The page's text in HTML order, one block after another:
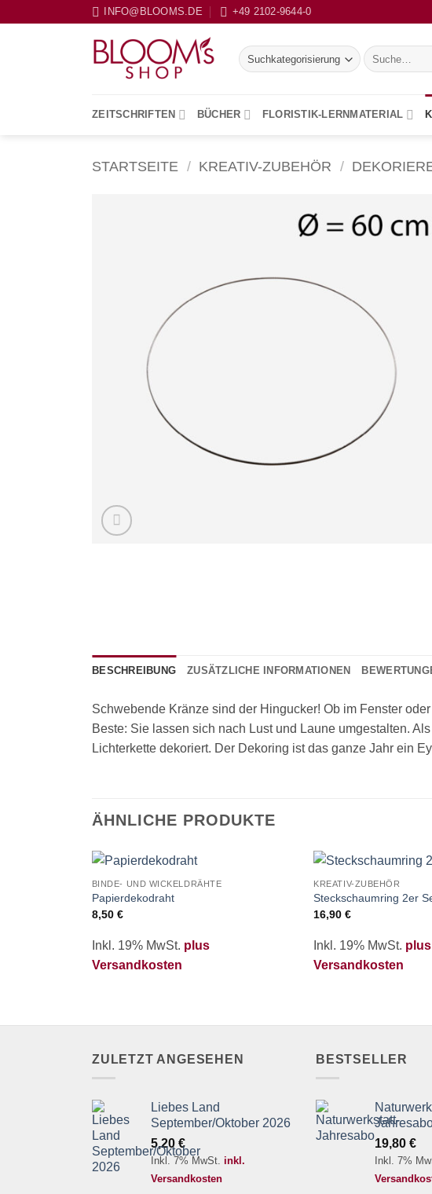
INFO@BLOOMS.DE +49 2102-9644-0
Suche
nach:
ZEITSCHRIFTEN BÜCHER FLORISTIK-LERNMATERIAL
STARTSEITE / KREATIV-ZUBEHÖR /
BESCHREIBUNG ZUSÄTZLICHE INFORMATIONEN
Schwebende Kränze sind der Hingucker! Ob im Fenster
Beste: Sie lassen sich nach Lust und Laune umgestalten.
Lichterkette dekoriert. Der Dekoring ist das ganze Jahr ein
ÄHNLICHE PRODUKTE
BINDE- UND WICKELDRÄHTE
Papierdekodraht
8,50 €
Inkl. 19% MwSt. plus
Versandkosten
KREATIV-ZUBEHÖR
Steckschaumring 2er
16,90€
Inkl. 19% MwSt. plus
Versandkosten
ZULETZT ANGESEHEN
Liebes Land
September/Oktober 2026
5,20 €
Inkl. 7% MwSt. inkl.
Versandkosten
BESTSELLER
19,80 €
Inkl. 7%